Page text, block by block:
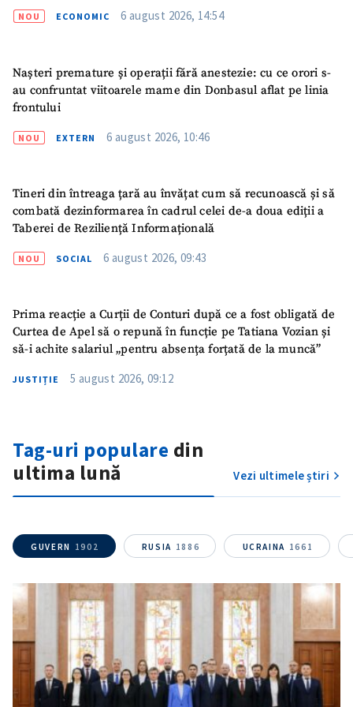
NOU ECONOMIC 6 august 2026, 14:54
Nașteri premature și operații fără anestezie: cu ce orori s-
au confruntat viitoarele mame din Donbasul aflat pe linia
frontului
NOU EXTERN 6 august 2026, 10:46
Tineri din întreaga țară au învățat cum să recunoască și să
combată dezinformarea în cadrul celei de-a doua ediții a
Taberei de Reziliență Informațională
NOU SOCIAL 6 august 2026, 09:43
Prima reacție a Curții de Conturi după ce a fost obligată de
Curtea de Apel să o repună în funcție pe Tatiana Vozian și
să-i achite salariul „pentru absența forțată de la muncă”
JUSTIȚIE 5 august 2026, 09:12
Tag-uri populare din
ultima lună
Vezi ultimele știri
GUVERN 1902 RUSIA 1886 UCRAINA 1661
ȘTIREA MEA
Titlu știre
+ Adaugă titlu
Link media
+ Link media
Sursă anonimă
Nume+ Numele meu
Email+ Emailul meu